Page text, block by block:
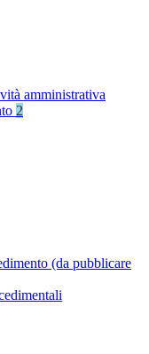
amministrativa
2
(da pubblicare